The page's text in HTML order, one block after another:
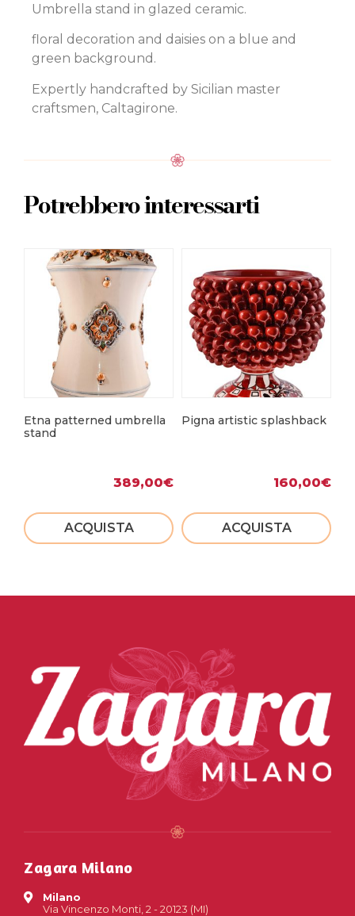
Umbrella stand in glazed ceramic.
floral decoration and daisies on a blue and
green background.
Expertly handcrafted by Sicilian master
craftsmen, Caltagirone.
Potrebbero interessarti
Etna patterned umbrella
stand
389,00€
ACQUISTA
Pigna artistic splashback
160,00€
ACQUISTA
Zagara Milano
Milano
Via Vincenzo Monti, 2 - 20123 (MI)